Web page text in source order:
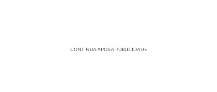
CONTINUA APÓS A PUBLICIDADE